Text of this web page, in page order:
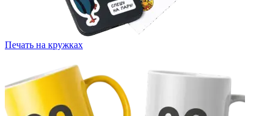
Печать на кружках